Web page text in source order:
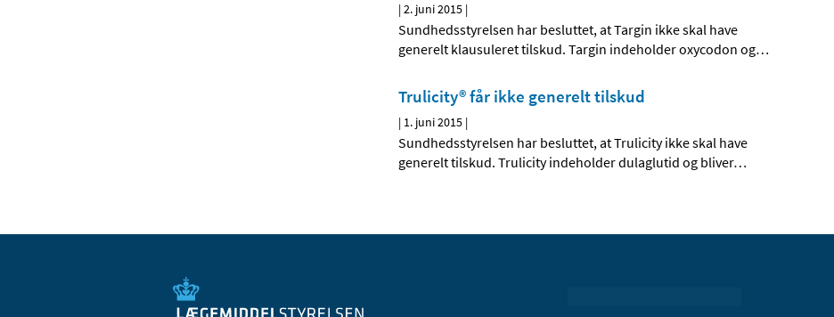
|2. juni 2015 |
Sundhedsstyrelsen har besluttet, at Targin ikke skal have
generelt klausuleret tilskud. Targin indeholder oxycodon og…
Trulicity® får ikke generelt tilskud
| 1. juni 2015 |
Sundhedsstyrelsen har besluttet, at Trulicity ikke skal have
generelt tilskud. Trulicity indeholder dulaglutid og bliver…